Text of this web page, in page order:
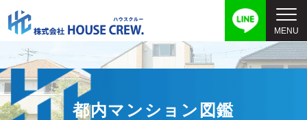
都内マンション図鑑